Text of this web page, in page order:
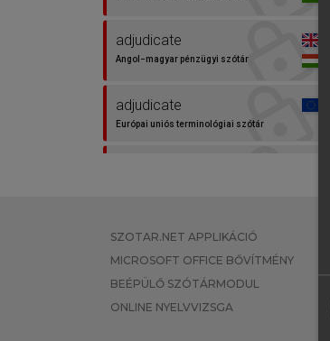
adjudicate
Angol−magyar pénzügyi szótár
adjudicate
Európai uniós terminológiai szótár
bírál
Magyar−angol egyetemes
nagyszótár
bíráskodás
SZOTAR.NET APPLIKÁCIÓ
MICROSOFT OFFICE BŐVÍTMÉNY
BEÉPÜLŐ SZÓTÁRMODUL
ONLINE NYELVVIZSGA